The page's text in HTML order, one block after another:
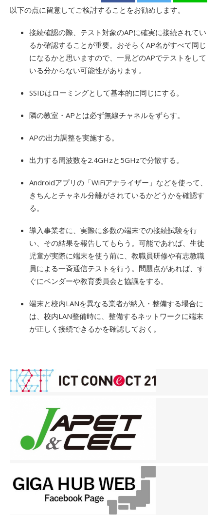
以下の点に留意してご検討することをお勧めします。
接続確認の際、テスト対象のAPに確実に接続されてい
るか確認することが重要。おそらくAP名がすべて同じ
になるかと思いますので、一見どのAPでテストをして
いる分からない可能性があります。
SSIDはローミングとして基本的に同じにする。
隣の教室・APとは必ず無線チャネルをずらす。
APの出力調整を実施する。
出力する周波数を2.4GHzと5GHzで分散する。
Androidアプリの「WiFiアナライザー」などを使って、
きちんとチャネル分離がされているかどうかを確認す
る。
導入事業者に、実際に多数の端末での接続試験を行
い、その結果を報告してもらう。可能であれば、生徒
児童が実際に端末を使う前に、教職員研修や有志教職
員による一斉通信テストを行う。問題点があれば、す
ぐにベンダーや教育委員会と協議をする。
端末と校内LANを異なる業者が納入・整備する場合に
は、校内LAN整備時に、整備するネットワークに端末
が正しく接続できるかを確認しておく。